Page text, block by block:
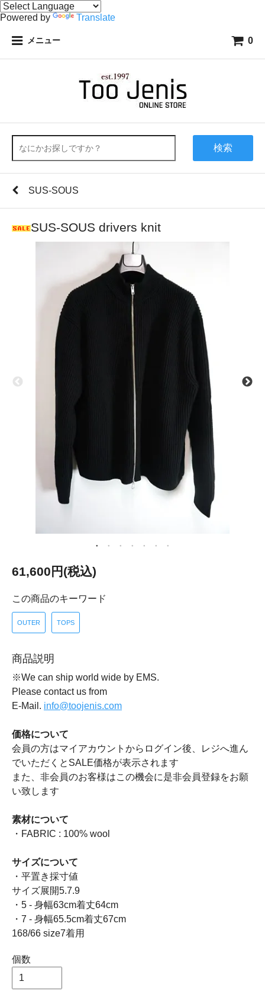
Powered by Translate
メニュー 0
検索
SUS-SOUS
SUS-SOUS drivers knit
61,600円(税込)
この商品のキーワード
OUTER TOPS
商品説明
※We can ship world wide by EMS.
Please contact us from
E-Mail. info@toojenis.com
価格について
会員の方はマイアカウントからログイン後、レジへ進ん
でいただくとSALE価格が表示されます
また、非会員のお客様はこの機会に是非会員登録をお願
い致します
素材について
・FABRIC : 100% wool
サイズについて
・平置き採寸値
サイズ展開5.7.9
・5 - 身幅63cm着丈64cm
・7 - 身幅65.5cm着丈67cm
168/66 size7着用
個数